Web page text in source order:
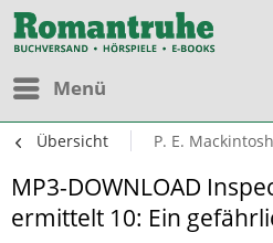
Menü
Übersicht P. E. Mackintosh
MP3-DOWNLOAD
ermittelt 10: Ein